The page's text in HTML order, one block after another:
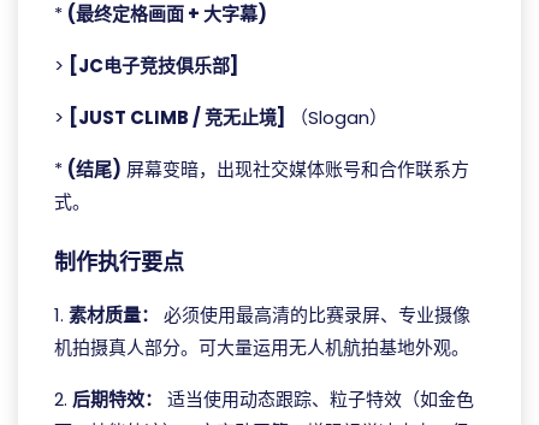
* (最终定格画面 + 大字幕)
> [JC电子竞技俱乐部]
> [JUST CLIMB / 竞无止境] （Slogan）
* (结尾) 屏幕变暗，出现社交媒体账号和合作联系方
式。
制作执行要点
1. 素材质量：
必须使用最高清的比赛录屏、专业摄像
机拍摄真人部分。可大量运用无人机航拍基地外观。
2. 后期特效：
适当使用动态跟踪、粒子特效（如金色